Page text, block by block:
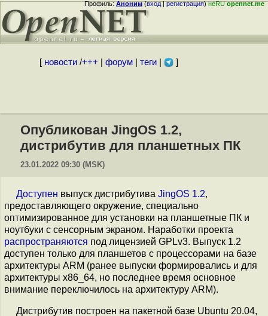
Профиль:Аноним(вход|регистрация)неRUopennet.me
[ новости/+++ форум| теги| ]
Опубликован JingOS 1.2,
дистрибутив для планшетных ПК
23.01.2022 09:30 (MSK)
Доступен выпуск дистрибутива JingOS 1.2,
предоставляющего окружение, специально
оптимизированное для установки на планшетные ПК и
ноутбуки с сенсорным экраном. Наработки проекта
распространяются под лицензией GPLv3. Выпуск 1.2
доступен только для планшетов с процессорами на базе
архитектуры ARM (ранее выпуски формировались и для
архитектуры x86_64, но последнее время основное
внимание переключилось на архитектуру ARM).
Дистрибутив построен на пакетной базе Ubuntu 20.04,